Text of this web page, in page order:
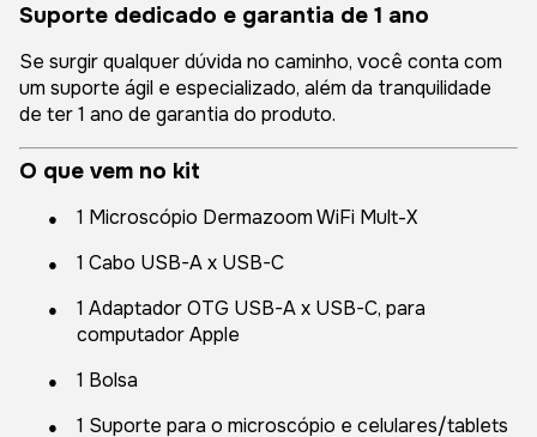
Suporte dedicado e garantia de 1 ano
Se surgir qualquer dúvida no caminho, você conta com
um suporte ágil e especializado, além da tranquilidade
de ter 1 ano de garantia do produto.
O que vem no kit
● 1 Microscópio Dermazoom WiFi Mult-X
● 1 Cabo USB-A x USB-C
●
1 Adaptador OTG USB-A x USB-C, para
computador Apple
● 1 Bolsa
● 1 Suporte para o microscópio e celulares/tablets